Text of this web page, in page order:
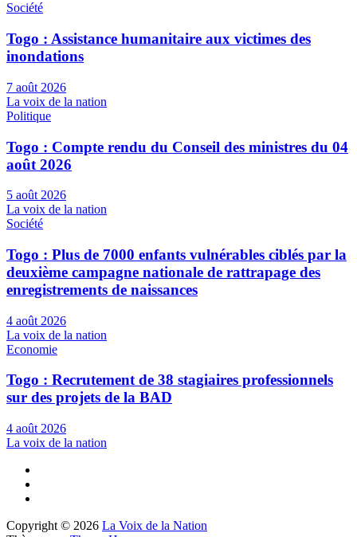
Société
Togo : Assistance humanitaire aux victimes des
inondations
7 août 2026
La voix de la nation
Politique
Togo : Compte rendu du Conseil des ministres du 04
août 2026
5 août 2026
La voix de la nation
Société
Togo : Plus de 7000 enfants vulnérables ciblés par la
deuxième campagne nationale de rattrapage des
enregistrements de naissances
4 août 2026
La voix de la nation
Economie
Togo : Recrutement de 38 stagiaires professionnels
sur des projets de la BAD
4 août 2026
La voix de la nation
Copyright © 2026 La Voix de la Nation